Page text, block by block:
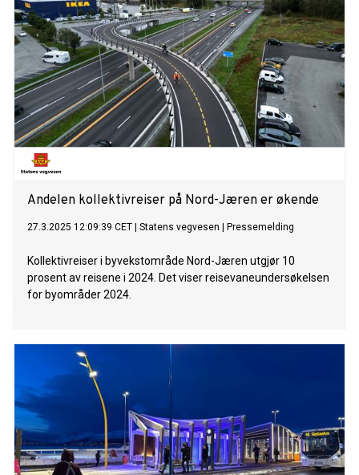
Andelen kollektivreiser på Nord-Jæren er økende
27.3.2025 12:09:39 CET Statens vegvesen Pressemelding
Kollektivreiser i byvekstområde Nord-Jæren utgjør 10
prosent av reisene i 2024. Det viser reisevaneundersøkelsen
for byområder 2024.